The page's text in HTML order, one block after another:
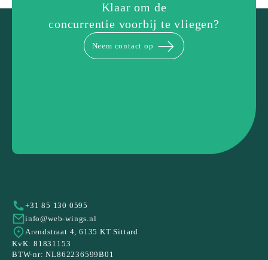
Klaar om de
concurrentie voorbij te vliegen?
Neem contact op
+31 85 130 0595
info@web-wings.nl
Arendstraat 4, 6135 KT Sittard
KvK: 81831153
BTW-nr: NL862236599B01